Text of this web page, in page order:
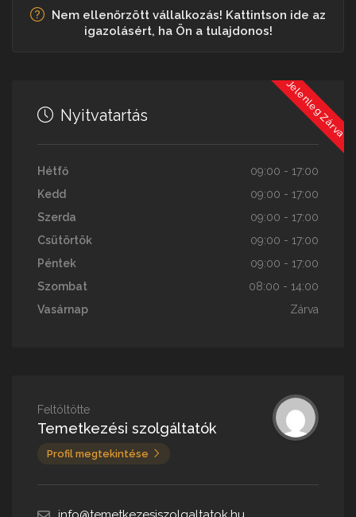
Nem ellenőrzött vállalkozás! Kattintson ide az
igazolásért, ha Ön a tulajdonos!
Jelenleg Zárva
Nyitvatartás
Hétfő
09:00 - 17:00
Kedd
09:00 - 17:00
Szerda
09:00 - 17:00
Csütörtök
09:00 - 17:00
Péntek
09:00 - 17:00
Szombat
08:00 - 14:00
Vasárnap
Zárva
Feltöltötte
Temetkezési szolgáltatók
Profil megtekintése